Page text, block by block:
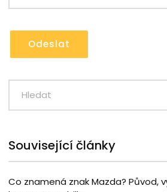
Odeslat
Související články
Co znamená znak Mazda? Původ,